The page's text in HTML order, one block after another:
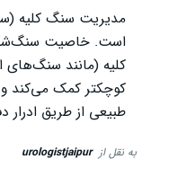
مدیریت سنگ کلیه
است. خاصیت
کلیه (مانند سنگ‌های
کوچکتر کمک می‌کند و
طبیعی از طریق ادرار
به نقل از urologistjaipur